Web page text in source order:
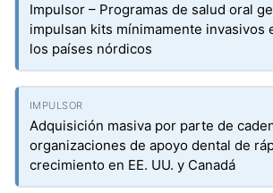
Impulsor – Programas de salud oral
impulsan kits mínimamente invasivos
los países nórdicos
Adquisición masiva por parte de
organizaciones de apoyo dental de
crecimiento en EE. UU. y Canadá